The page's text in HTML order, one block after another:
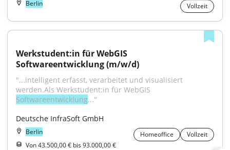
Berlin Vollzeit
Werkstudent:in für WebGIS
Softwareentwicklung (m/w/d)
"...intelligent erfasst, verarbeitet und visualisiert
Softwareentwicklung..."
Deutsche InfraSoft GmbH
Berlin Homeoffice
Vollzeit
Von 43.500,00 € bis 93.000,00 €